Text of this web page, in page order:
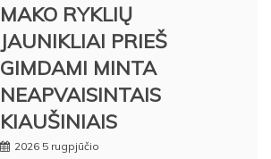
MAKO RYKLIŲ
JAUNIKLIAI PRIEŠ
GIMDAMI MINTA
NEAPVAISINTAIS
KIAUŠINIAIS
2026 5 rugpjūčio